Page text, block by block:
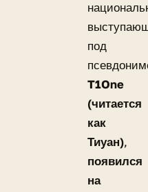
под
T1One
(читается
как
Тиуан),
появился
на